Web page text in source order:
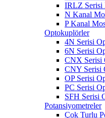
IRLZ Serisi
N Kanal
P Kanal
Optokuplörler
4N Serisi
6N Serisi
CNX Serisi
CNY Serisi
OP Serisi
PC Serisi
SFH Serisi
Potansiyometreler
Çok Turlu